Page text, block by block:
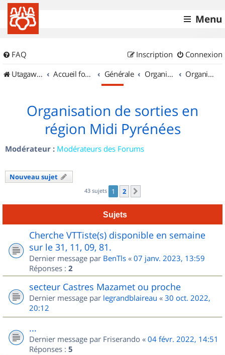
Menu
FAQ Connexion
Inscription
UtagawaVTT (Randos VTT et VTTAE avec traces GPS)
Accueil forum Générale Organisation de sorties & Recherche de partenaires Organisation de sorties en région Midi Pyrénées
Organisation de sorties en
région Midi Pyrénées
Modérateur : Modérateurs des Forums
Nouveau sujet
43 sujets 1 2
Sujets
Cherche VTTiste(s) disponible en semaine
sur le 31, 11, 09, 81.
Dernier message par BenTls « 07 janv. 2023, 13:59
Réponses : 2
secteur Castres Mazamet ou proche
Dernier message par legrandblaireau « 30 oct. 2022,
20:12
...
Dernier message par Friserando « 04 févr. 2022, 14:51
Réponses : 5